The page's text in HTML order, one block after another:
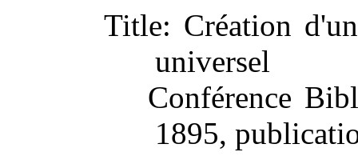
Title: Création
universel
Conférence
1895,